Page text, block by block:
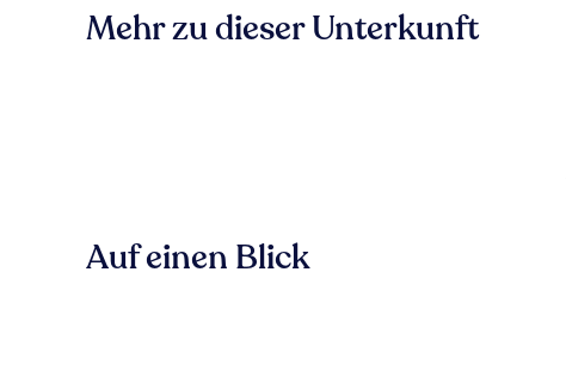
Mehr zu dieser Unterkunft
Auf einen Blick